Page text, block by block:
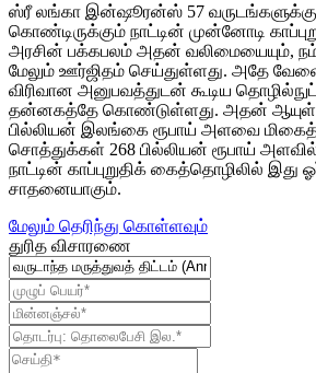
ஸ்ரீ லங்கா இன்ஷூரன்ஸ் 57
கொண்டிருக்கும் நாட்டின் முன்னோடி
அரசின் பக்கபலம் அதன் வலிமையையும்,
மேலும் ஊர்ஜிதம் செய்துள்ளது. அதே
விரிவான அனுபவத்துடன் கூடிய
தன்னகத்தே கொண்டுள்ளது. அதன் ஆயுள்
பில்லியன் இலங்கை ரூபாய் அளவை
சொத்துக்கள் 268 பில்லியன் ரூபாய்
நாட்டின் காப்புறுதிக் கைத்தொழிலில் இது
சாதனையாகும்.
மேலும் தெரிந்து கொள்ளவும்
துரித விசாரணை